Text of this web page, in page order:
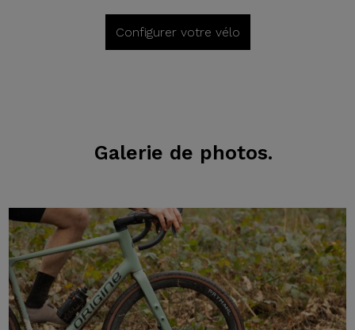
Configurer votre vélo
Galerie de photos.